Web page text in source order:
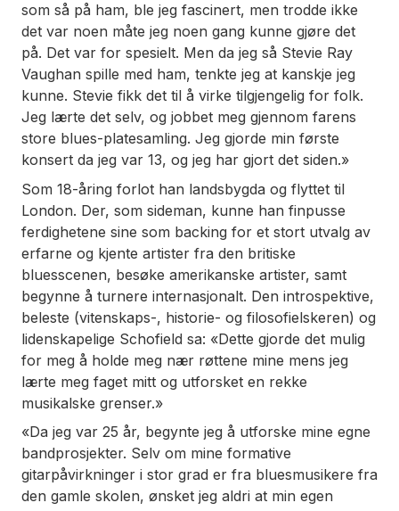
som så på ham, ble jeg fascinert, men trodde ikke
det var noen måte jeg noen gang kunne gjøre det
på. Det var for spesielt. Men da jeg så Stevie Ray
Vaughan spille med ham, tenkte jeg at kanskje jeg
kunne. Stevie fikk det til å virke tilgjengelig for folk.
Jeg lærte det selv, og jobbet meg gjennom farens
store blues-platesamling. Jeg gjorde min første
konsert da jeg var 13, og jeg har gjort det siden.»
Som 18-åring forlot han landsbygda og flyttet til
London. Der, som sideman, kunne han finpusse
ferdighetene sine som backing for et stort utvalg av
erfarne og kjente artister fra den britiske
bluesscenen, besøke amerikanske artister, samt
begynne å turnere internasjonalt. Den introspektive,
beleste (vitenskaps-, historie- og filosofielskeren) og
lidenskapelige Schofield sa: «Dette gjorde det mulig
for meg å holde meg nær røttene mine mens jeg
lærte meg faget mitt og utforsket en rekke
musikalske grenser.»
«Da jeg var 25 år, begynte jeg å utforske mine egne
bandprosjekter. Selv om mine formative
gitarpåvirkninger i stor grad er fra bluesmusikere fra
den gamle skolen, ønsket jeg aldri at min egen